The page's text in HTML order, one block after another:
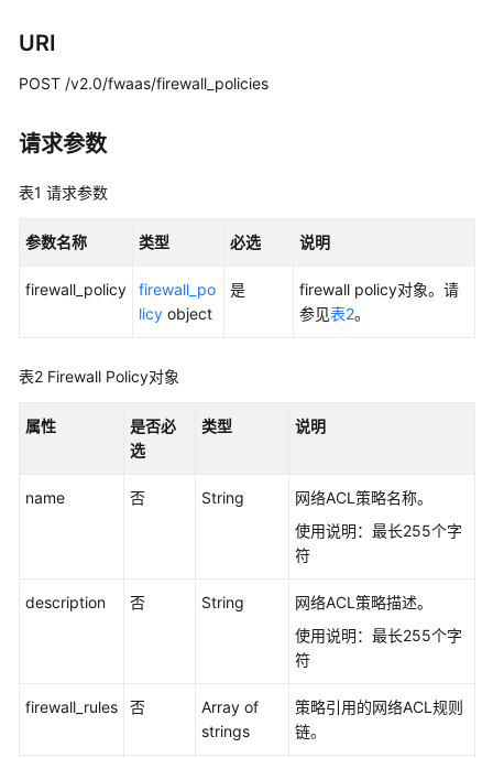
绍
快
入
户
南
实
考
考
问
URI
POST /v2.0/fwaas/firewall_policies
请求参数
表1 请求参数
参数名称 类型 必选 说明
firewall_policy
firewall_po
licy object
是
firewall policy对象。请
参见表2。
表2 Firewall Policy对象
属性
是否必
选
类型 说明
name 否 String 网络ACL 策略名称。
使用说明：最长255个字
符
description 否 String 网络ACL 策略描述。
使用说明：最长255个字
符
firewall_rules 否
Array of
strings
策略引用的网络ACL 规则
链。